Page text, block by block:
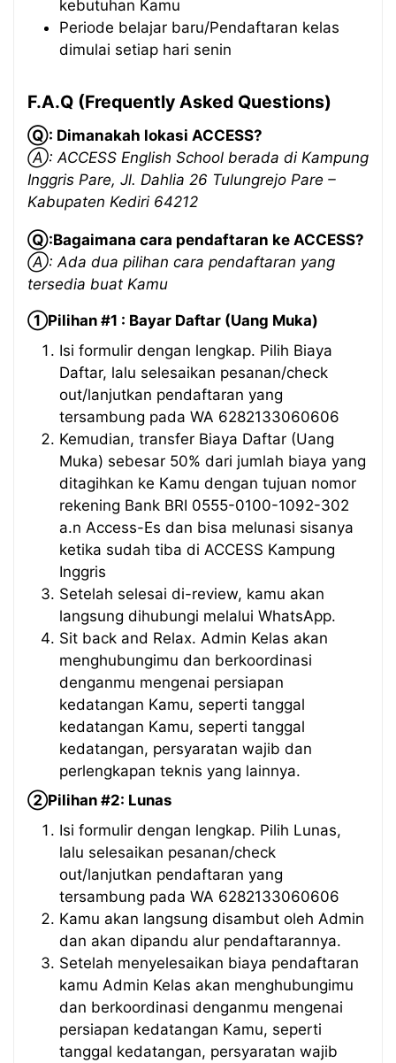
kebutuhan Kamu
Periode belajar baru/Pendaftaran kelas
dimulai setiap hari senin
F.A.Q (Frequently Asked Questions)
Ⓠ: Dimanakah lokasi ACCESS?
Ⓐ: ACCESS English School berada di Kampung
Inggris Pare, Jl. Dahlia 26 Tulungrejo Pare –
Kabupaten Kediri 64212
Ⓠ:Bagaimana cara pendaftaran ke ACCESS?
Ⓐ: Ada dua pilihan cara pendaftaran yang
tersedia buat Kamu
①Pilihan #1 : Bayar Daftar (Uang Muka)
Isi formulir dengan lengkap. Pilih Biaya
Daftar, lalu selesaikan pesanan/check
out/lanjutkan pendaftaran yang
tersambung pada WA 6282133060606
Kemudian, transfer Biaya Daftar (Uang
Muka) sebesar 50% dari jumlah biaya yang
ditagihkan ke Kamu dengan tujuan nomor
rekening Bank BRI 0555-0100-1092-302
a.n Access-Es dan bisa melunasi sisanya
ketika sudah tiba di ACCESS Kampung
Inggris
Setelah selesai di-review, kamu akan
langsung dihubungi melalui WhatsApp.
Sit back and Relax. Admin Kelas akan
menghubungimu dan berkoordinasi
denganmu mengenai persiapan
kedatangan Kamu, seperti tanggal
kedatangan Kamu, seperti tanggal
kedatangan, persyaratan wajib dan
perlengkapan teknis yang lainnya.
➁Pilihan #2: Lunas
Isi formulir dengan lengkap. Pilih Lunas,
lalu selesaikan pesanan/check
out/lanjutkan pendaftaran yang
tersambung pada WA 6282133060606
Kamu akan langsung disambut oleh Admin
dan akan dipandu alur pendaftarannya.
Setelah menyelesaikan biaya pendaftaran
kamu Admin Kelas akan menghubungimu
dan berkoordinasi denganmu mengenai
persiapan kedatangan Kamu, seperti
tanggal kedatangan, persyaratan wajib